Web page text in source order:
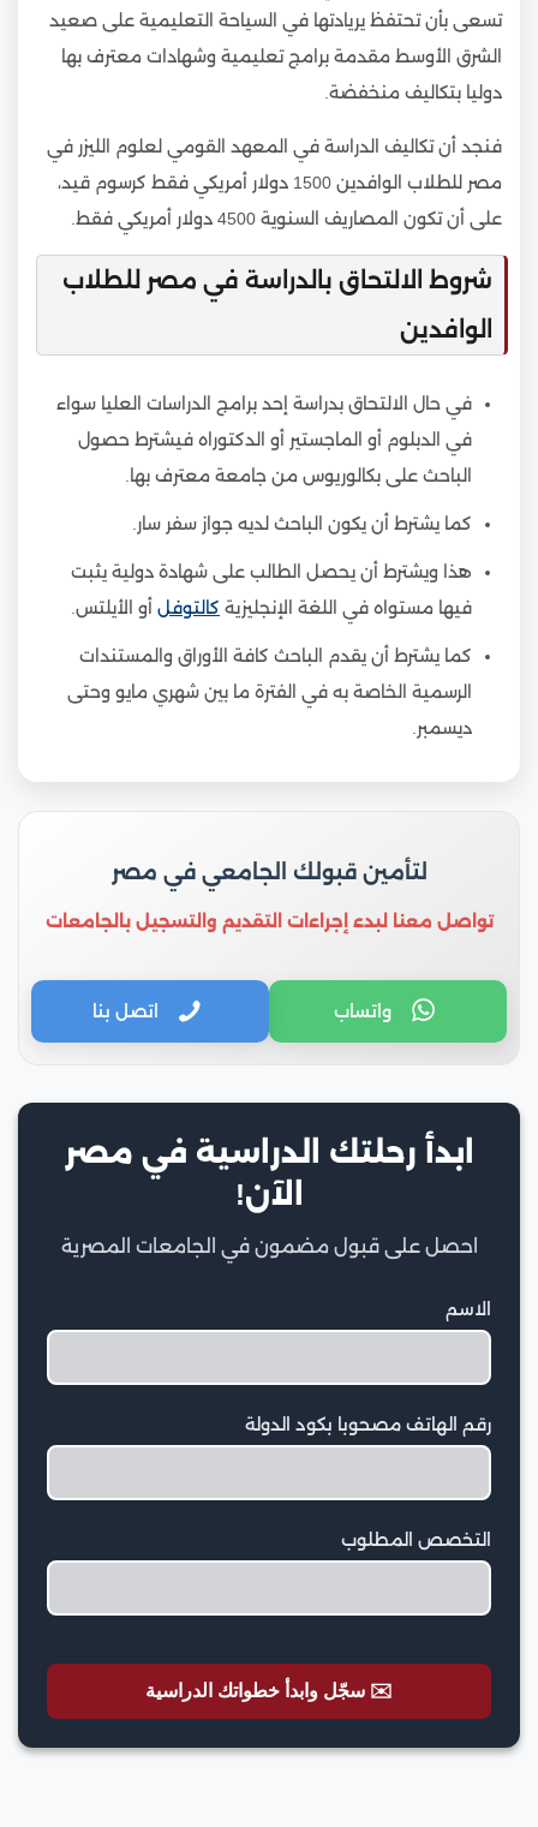
تسعى بأن تحتفظ يريادتها في السياحة التعليمية على صعيد
الشرق الأوسط مقدمة برامج تعليمية وشهادات معترف بها
دوليا بتكاليف منخفضة.
فنجد أن تكاليف الدراسة في المعهد القومي لعلوم الليزر في
مصر للطلاب الوافدين 1500 دولار أمريكي فقط كرسوم قيد،
على أن تكون المصاريف السنوية 4500 دولار أمريكي فقط.
شروط الالتحاق بالدراسة في مصر للطلاب
الوافدين
في حال الالتحاق بدراسة إحد برامج الدراسات العليا سواء
في الدبلوم أو الماجستير أو الدكتوراه فيشترط حصول
الباحث على بكالوريوس من جامعة معترف بها.
كما يشترط أن يكون الباحث لديه جواز سفر سار.
هذا ويشترط أن يحصل الطالب على شهادة دولية يثبت
فيها مستواه في اللغة الإنجليزية كالتوفل أو الأيلتس.
كما يشترط أن يقدم الباحث كافة الأوراق والمستندات
الرسمية الخاصة به في الفترة ما بين شهري مايو وحتى
ديسمبر.
لتأمين قبولك الجامعي في مصر
تواصل معنا لبدء إجراءات التقديم والتسجيل بالجامعات
واتساب اتصل بنا
ابدأ رحلتك الدراسية في مصر
الآن!
احصل على قبول مضمون في الجامعات المصرية
الاسم
رقم الهاتف مصحوبا بكود الدولة
التخصص المطلوب
✉️ سجّل وابدأ خطواتك الدراسية